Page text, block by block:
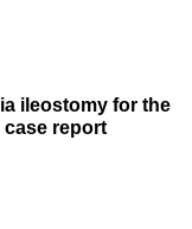
ileostomy for the
case report